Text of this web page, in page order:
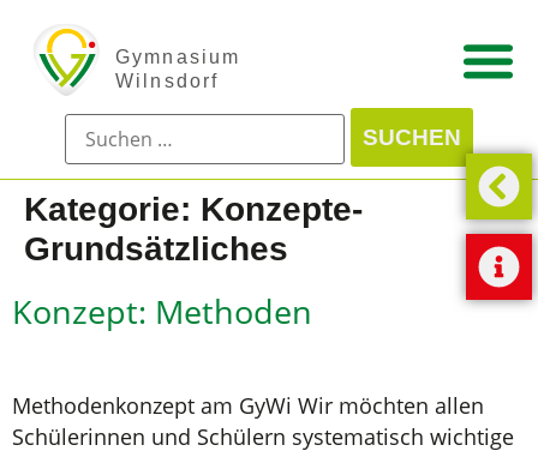
Kategorie: Konzepte-
Grundsätzliches
Konzept: Methoden
Methodenkonzept am GyWi Wir möchten allen
Schülerinnen und Schülern systematisch wichtige